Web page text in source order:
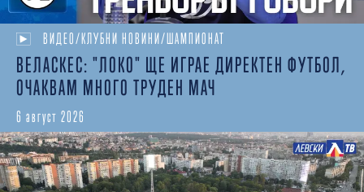
ВИДЕО/КЛУБНИ НОВИНИ/ШАМПИОНАТ
ВЕЛАСКЕС: "ЛОКО" ЩЕ ИГРАЕ ДИРЕКТЕН ФУТБОЛ,
ОЧАКВАМ МНОГО ТРУДЕН МАЧ
6 август 2026